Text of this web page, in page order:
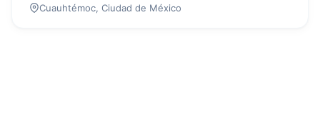
Cuauhtémoc, Ciudad de México